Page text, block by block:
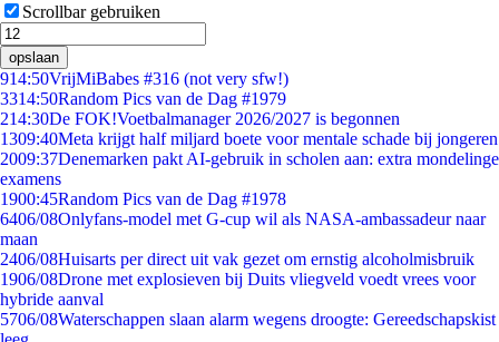
Scrollbar gebruiken
opslaan
914:50VrijMiBabes #316 (not very sfw!)
3314:50Random Pics van de Dag #1979
214:30De FOK!Voetbalmanager 2026/2027 is begonnen
1309:40Meta krijgt half miljard boete voor mentale schade bij jongeren
2009:37Denemarken pakt AI-gebruik in scholen aan: extra mondelinge
examens
1900:45Random Pics van de Dag #1978
6406/08Onlyfans-model met G-cup wil als NASA-ambassadeur naar
maan
2406/08Huisarts per direct uit vak gezet om ernstig alcoholmisbruik
1906/08Drone met explosieven bij Duits vliegveld voedt vrees voor
hybride aanval
5706/08Waterschappen slaan alarm wegens droogte: Gereedschapskist